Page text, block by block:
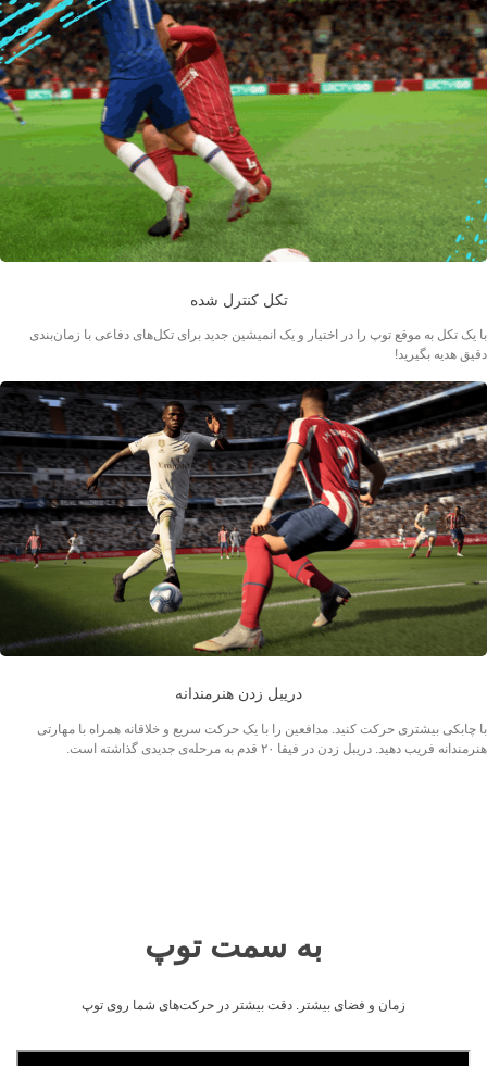
تکل کنترل شده
با یک تکل به موقع توپ را در اختیار و یک انمیشین جدید برای تکل‌های دفاعی با زمان‌بندی
دقیق هدیه بگیرید!
دریبل زدن هنرمندانه
با چابکی بیشتری حرکت کنید. مدافعین را با یک حرکت سریع و خلاقانه همراه با مهارتی
هنرمندانه فریب دهید. دریبل زدن در فیفا ۲۰ قدم به مرحله‌ی جدیدی گذاشته است.
به سمت توپ
زمان و فضای بیشتر. دقت بیشتر در حرکت‌های شما روی توپ